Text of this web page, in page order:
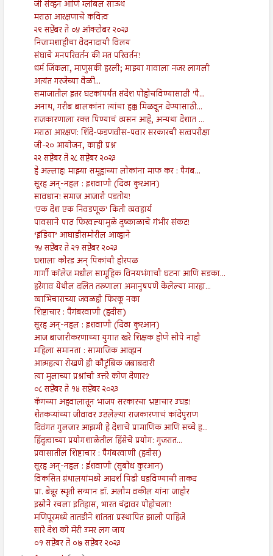
जी सेव्हन आणि ग्लोबल साऊथ
मराठा आरक्षणाचे कवित्व
२९ सप्टेंबर ते ०५ ऑक्टोबर २०२३
निजामशाहीचा वेदनादायी विलय
संघाचे मनपरिवर्तन की मत परिवर्तन!
धर्म जिंकला, माणुसकी हरली; माझ्या गावाला नजर लागली
अत्यंत गरजेच्या वेळी...
समाजातील इतर घटकांपर्यंत संदेश पोहोचविण्यासाठी 'पै...
अनाथ, गरीब बालकांना त्यांचा हक्क मिळवून देण्यासाठी...
राजकारणाला रक्त पिण्याचं व्यसन आहे, अन्यथा देशात ...
मराठा आरक्षण: शिंदे-फडणवीस-पवार सरकारची सत्वपरीक्षा
जी-२० आयोजन, काही प्रश्न
२२ सप्टेंबर ते २८ सप्टेंबर २०२३
हे अल्लाह! माझ्या समूहाच्या लोकांना माफ कर : पैगंब...
सूरह अन्-नहल : इशवाणी (दिव्य कुरआन)
सावधान! समाज आजारी पडतोय!
'एक देश एक निवडणूक' किती व्यवहार्य
पावसाने पाठ फिरवल्यामुळे दुष्काळाचे गंभीर संकट!
‘इंडिया’ आघाडीसमोरील आव्हाने
१५ सप्टेंबर ते २१ सप्टेंबर २०२३
घशाला कोरड अन् पिकांची होरपळ
गार्गी कॉलेज मधील सामूहिक विनयभंगाची घटना आणि सडका...
हरेगाव येथील दलित तरुणाला अमानुषपणे केलेल्या मारहा...
व्याभिचाराच्या जवळही फिरकू नका
शिष्टाचार : पैगंबरवाणी (हदीस)
सूरह अन्-नहल : इशवाणी (दिव्य कुरआन)
आज बाजारीकरणाच्या युगात खरे शिक्षक होणे सोपे नाही
महिला समानता : सामाजिक आव्हान
आत्महत्या रोखणे ही कौटुंबिक जबाबदारी
त्या मुलाच्या प्रश्नांची उत्तरे कोण देणार?
०८ सप्टेंबर ते १४ सप्टेंबर २०२३
कॅगच्या अहवालातून भाजप सरकारचा भ्रष्टाचार उघड!
शेतकऱ्यांच्या जीवावर उठलेल्या राजकारणाचं कांदेपुराण
दिवंगत गुलजार आझमी हे देशाचे प्रामाणिक आणि सच्चे ह...
हिंदुत्वाच्या प्रयोगशाळेतील हिंसेचे प्रयोग: गुजरात...
प्रवासातील शिष्टाचार : पैगंबरवाणी (हदीस)
सूरह अन्-नहल : ईशवाणी (सुबोध कुरआन)
विकसित ग्रंथालयांमध्ये आदर्श पिढी घडविण्याची ताकद
प्रा. बेन्नूर स्मृती सन्मान डॉ. अलीम वकील यांना जाहीर
इस्रोने रचला इतिहास, भारत चंद्रावर पोहोचला!
मणिपूरमध्ये तातडीने शांतता प्रस्थापित झाली पाहिजे
सारे देश को मेरी उमर लग जाय
०१ सप्टेंबर ते ०७ सप्टेंबर २०२३